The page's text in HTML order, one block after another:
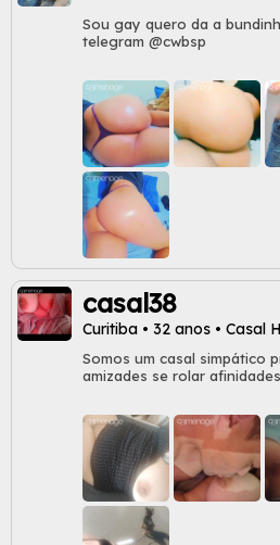
Sou gay quero da a
telegram @cwbsp
casal38
Curitiba • 32 anos • Casal
Somos um casal simpático procuramos novas
amizades se rolar